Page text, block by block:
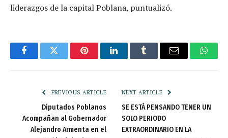
liderazgos de la capital Poblana, puntualizó.
FacebookTwitter PinterestLinkedInTumblr Email
PREVIOUS ARTICLE
Diputados Poblanos
Acompañan al Gobernador
Alejandro Armenta en el
NEXT ARTICLE
SE ESTÁ PENSANDO TENER UN
SOLO PERIODO
EXTRAORDINARIO EN LA